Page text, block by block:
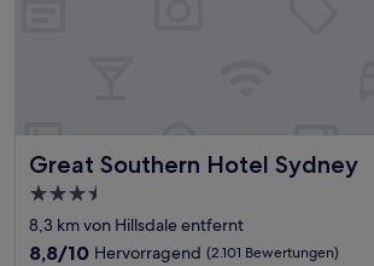
Great Southern Hotel Sydney
Great Southern Hotel Sydney
3.5-
Sterne-
Unterkunft
8,3 km von Hillsdale entfernt
8.8
8,8/10 Hervorragend (2.101 Bewertungen)